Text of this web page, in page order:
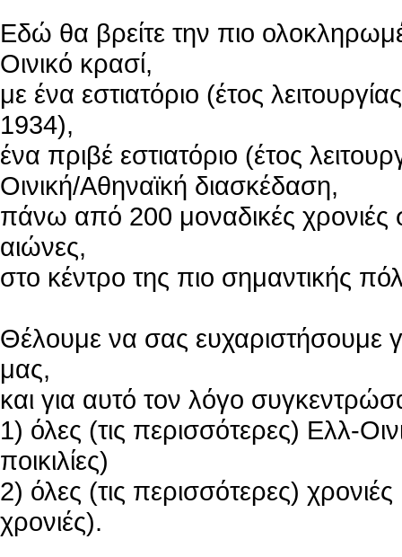
Εδώ θα βρείτε την πιο
Οινικό κρασί,
με ένα εστιατόριο (έτος
1934),
ένα πριβέ εστιατόριο (έτος
Οινική/Αθηναϊκή διασκέδαση,
πάνω από 200 μοναδικές χρονιές
αιώνες,
στο κέντρο της πιο σημαντικής
Θέλουμε να σας ευχαριστήσουμε
μας,
και για αυτό τον λόγο
1) όλες (τις περισσότερες) Ελλ-
ποικιλίες)
2) όλες (τις περισσότερες)
χρονιές).